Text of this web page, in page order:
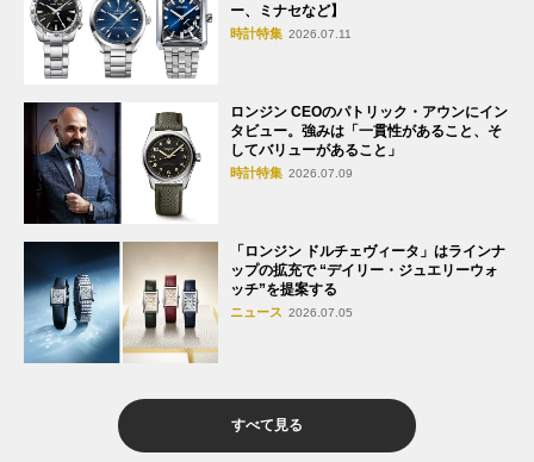
ー、ミナセなど】
時計特集 2026.07.11
ロンジン CEOのパトリック・アウンにイン
タビュー。強みは「一貫性があること、そ
してバリューがあること」
時計特集 2026.07.09
「ロンジン ドルチェヴィータ」はラインナ
ップの拡充で “デイリー・ジュエリーウォ
ッチ”を提案する
ニュース 2026.07.05
すべて見る